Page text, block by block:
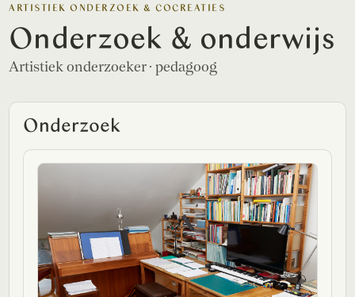
ARTISTIEK ONDERZOEK & COCREATIES
Onderzoek & onderwijs
Artistiek onderzoeker · pedagoog
Onderzoek